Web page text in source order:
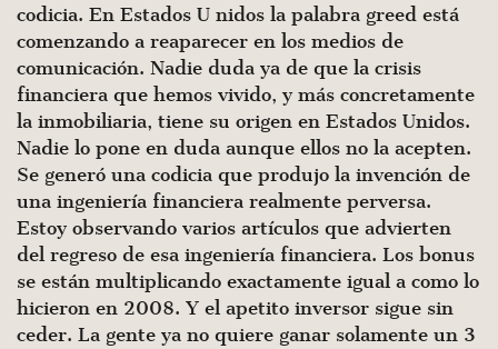
codicia. En Estados U nidos la palabra greed está
comenzando a reaparecer en los medios de
comunicación. Nadie duda ya de que la crisis
financiera que hemos vivido, y más concretamente
la inmo­biliaria, tiene su origen en Estados Unidos.
Nadie lo pone en duda aunque ellos no la acepten.
Se generó una codicia que produjo la invención de
una ingeniería financiera realmente perversa.
Estoy observando varios artículos que advierten
del regreso de esa ingeniería financiera. Los bonus
se están mul­tiplicando exactamente igual a como lo
hicieron en 2008. Y el apetito inversor sigue sin
ceder. La gente ya no quiere ganar solamente un 3